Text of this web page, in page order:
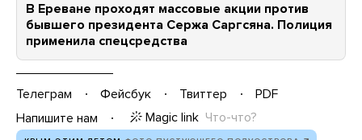
В Ереване проходят массовые акции против
бывшего президента Сержа Саргсяна. Полиция
применила спецсредства
Телеграм Фейсбук Твиттер
PDF
Напишите нам
Magic link Что-что?